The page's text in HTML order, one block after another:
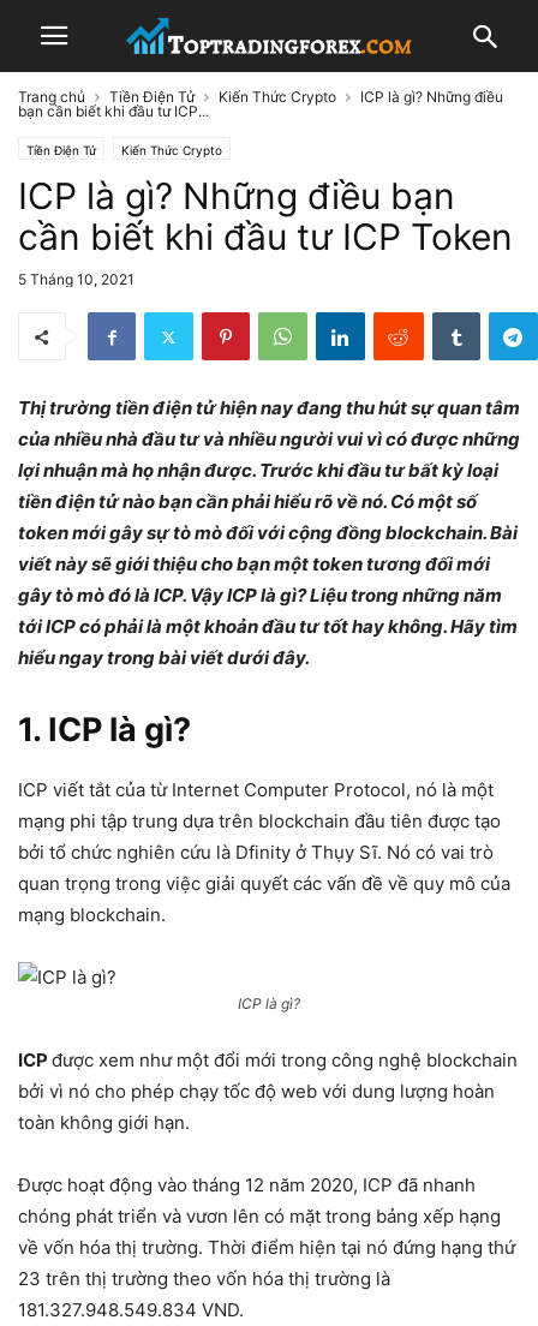
Trang chủ Tiền Điện Tử Kiến Thức Crypto
ICP là gì? Những điều
bạn cần biết khi đầu tư ICP...
Tiền Điện Tử Kiến Thức Crypto
ICP là gì? Những điều bạn
cần biết khi đầu tư ICP Token
5 Tháng 10, 2021
Thị trường tiền điện tử hiện nay đang thu hút sự quan tâm
của nhiều nhà đầu tư và nhiều người vui vì có được những
lợi nhuận mà họ nhận được. Trước khi đầu tư bất kỳ loại
tiền điện tử nào bạn cần phải hiểu rõ về nó. Có một số
token mới gây sự tò mò đối với cộng đồng blockchain. Bài
viết này sẽ giới thiệu cho bạn một token tương đối mới
gây tò mò đó là ICP. Vậy ICP là gì? Liệu trong những năm
tới ICP có phải là một khoản đầu tư tốt hay không. Hãy tìm
hiểu ngay trong bài viết dưới đây.
1. ICP là gì?
ICP viết tắt của từ Internet Computer Protocol, nó là một
mạng phi tập trung dựa trên blockchain đầu tiên được tạo
bởi tổ chức nghiên cứu là Dfinity ở Thụy Sĩ. Nó có vai trò
quan trọng trong việc giải quyết các vấn đề về quy mô của
mạng blockchain.
ICP là gì?
ICP được xem như một đổi mới trong công nghệ blockchain
bởi vì nó cho phép chạy tốc độ web với dung lượng hoàn
toàn không giới hạn.
Được hoạt động vào tháng 12 năm 2020, ICP đã nhanh
chóng phát triển và vươn lên có mặt trong bảng xếp hạng
về vốn hóa thị trường. Thời điểm hiện tại nó đứng hạng thứ
23 trên thị trường theo vốn hóa thị trường là
181.327.948.549.834 VND.